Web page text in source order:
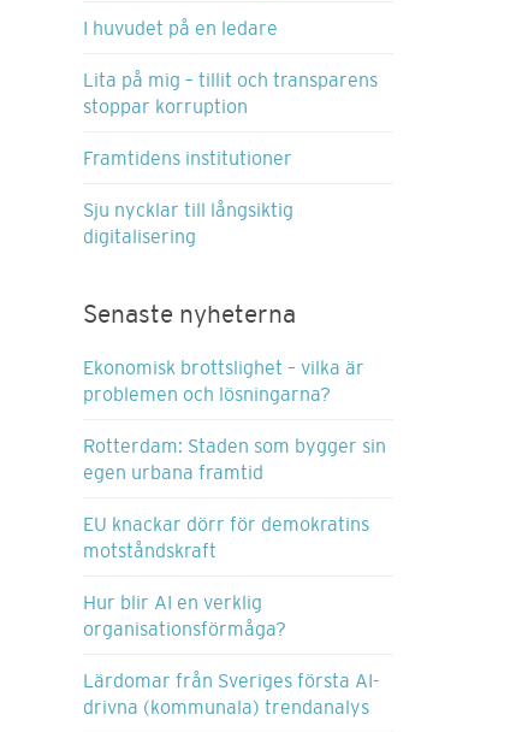
I huvudet på en ledare
Lita på mig – tillit och transparens
stoppar korruption
Framtidens institutioner
Sju nycklar till långsiktig
digitalisering
Senaste nyheterna
Ekonomisk brottslighet – vilka är
problemen och lösningarna?
Rotterdam: Staden som bygger sin
egen urbana framtid
EU knackar dörr för demokratins
motståndskraft
Hur blir AI en verklig
organisationsförmåga?
Lärdomar från Sveriges första AI-
drivna (kommunala) trendanalys